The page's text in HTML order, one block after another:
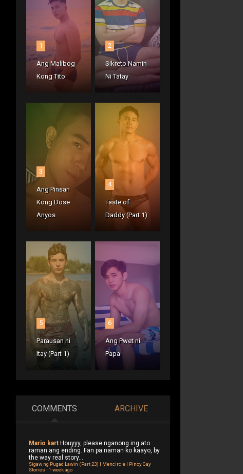
1
Ang Malibog
Kong Tito
2
Sikreto Namin
Ni Tatay
3
Ang Pinsan
Kong Dose
Anyos
4
Taste of
Daddy (Part 1)
5
Parausan ni
Itay (Part 1)
6
Ang Pwet ni
Papa
COMMENTS ARCHIVE
Mario kart Houyyy, please nganong ing ato
raman ang ending. Fan pa naman ko kaayo, by
the way real story...
Sigaw ng Pugad Lawin (Part 23) | Mencircle | Pinoy Gay
Stories · 1 week ago